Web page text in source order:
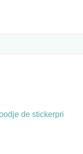
de stickerpri